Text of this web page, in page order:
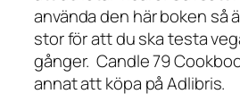
använda den här boken så
stor för att du ska testa
gånger. Candle 79
annat att köpa påAdlibris.